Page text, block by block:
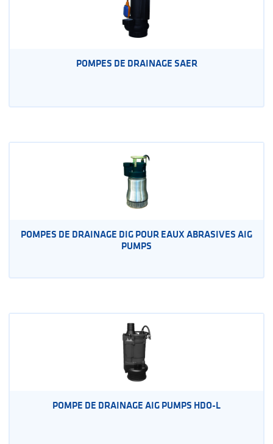
POMPES DE DRAINAGE SAER
POMPES DE DRAINAGE DIG POUR EAUX ABRASIVES AIG
PUMPS
POMPE DE DRAINAGE AIG PUMPS HDO-L